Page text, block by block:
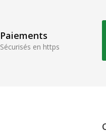
Paiements
Sécurisés en https